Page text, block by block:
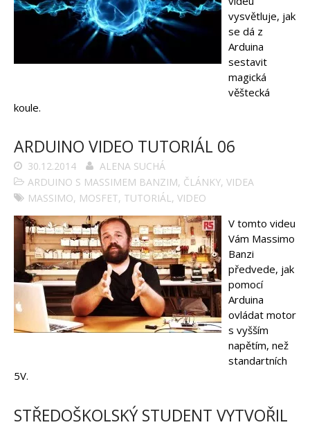
vysvětluje, jak
se dá z
Arduina
sestavit
magická
věštecká
koule.
ARDUINO VIDEO TUTORIÁL 06
30.12.2014
ALENA SUCHÁ
ARDUINO S MASSIMEM BANZIM, ČLÁNKY, VIDEA
MASSIMO, MOSFET, TUTORIÁL, VIDEO
V tomto videu
Vám Massimo
Banzi
předvede, jak
pomocí
Arduina
ovládat motor
s vyšším
napětím, než
standartních
5V.
STŘEDOŠKOLSKÝ STUDENT VYTVOŘIL